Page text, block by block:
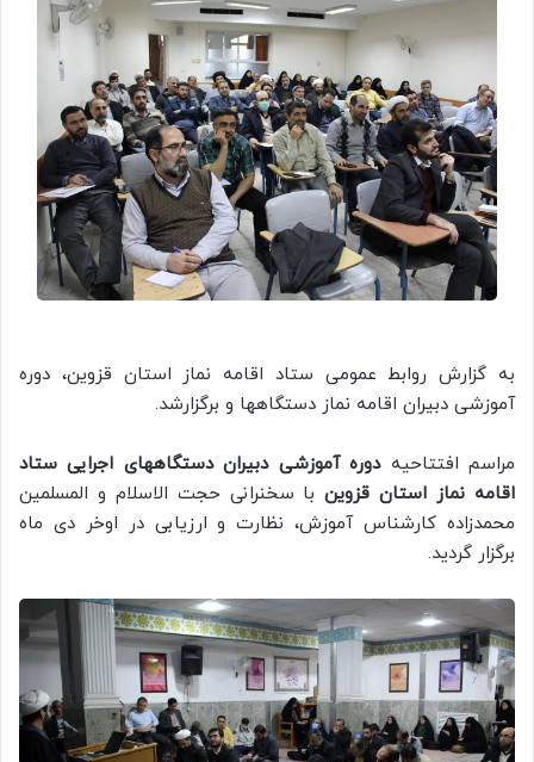
به گزارش روابط عمومی ستاد اقامه نماز استان قزوین، دوره
آموزشی دبیران اقامه نماز دستگاهها و برگزارشد.
مراسم افتتاحیهدوره آموزشی دبیران دستگاههای اجرایی ستاد
اقامه نماز استان قزوینبا سخنرانی حجت الاسلام و المسلمین
محمدزاده کارشناس آموزش، نظارت و ارزیابی در اوخر دی ماه
برگزار گردید.